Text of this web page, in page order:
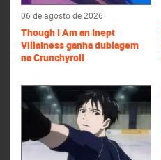
06 de agosto de 2026
Though I Am an Inept
Villainess ganha dublagem
na Crunchyroll